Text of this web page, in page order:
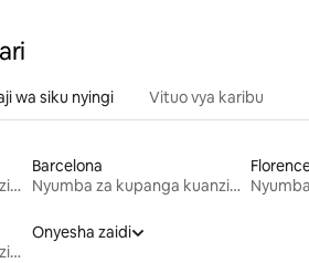
wa siku nyingi Vituo vya karibu
Nyumba za kupanga kuanzia mwezi mmoja
Barcelona
Nyumba za kupanga kuanzia mwezi mmoja
Nyumba za kupanga kuanzia mwezi mmoja
Onyesha zaidi